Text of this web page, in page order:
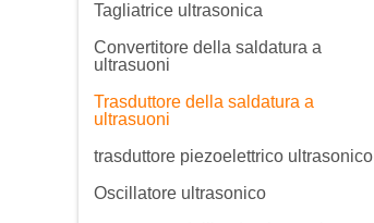
Tagliatrice ultrasonica
Convertitore della saldatura a
ultrasuoni
Trasduttore della saldatura a
ultrasuoni
trasduttore piezoelettrico ultrasonico
Oscillatore ultrasonico